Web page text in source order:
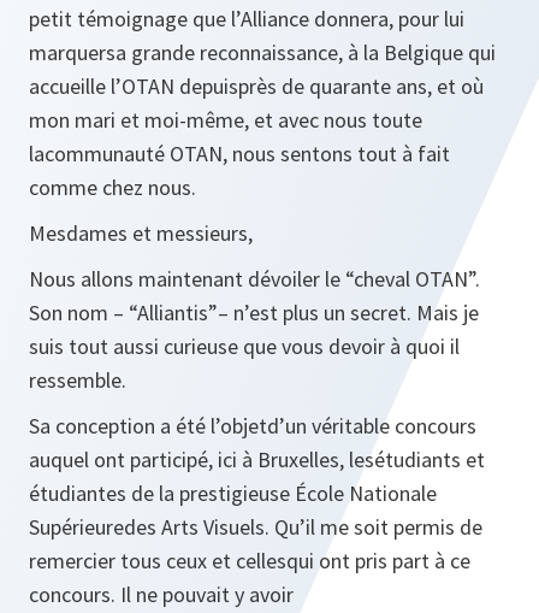
petit témoignage que l’Alliance donnera, pour lui
marquersa grande reconnaissance, à la Belgique qui
accueille l’OTAN depuisprès de quarante ans, et où
mon mari et moi-même, et avec nous toute
lacommunauté OTAN, nous sentons tout à fait
comme chez nous.
Mesdames et messieurs,
Nous allons maintenant dévoiler le “cheval OTAN”.
Son nom – “Alliantis”– n’est plus un secret. Mais je
suis tout aussi curieuse que vous devoir à quoi il
ressemble.
Sa conception a été l’objetd’un véritable concours
auquel ont participé, ici à Bruxelles, lesétudiants et
étudiantes de la prestigieuse École Nationale
Supérieuredes Arts Visuels. Qu’il me soit permis de
remercier tous ceux et cellesqui ont pris part à ce
concours. Il ne pouvait y avoir